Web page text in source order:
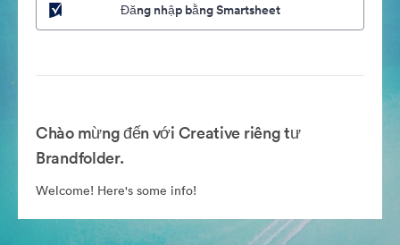
Đăng nhập bằng Smartsheet
Chào mừng đến với Creative riêng tư
Brandfolder.
Welcome! Here's some info!